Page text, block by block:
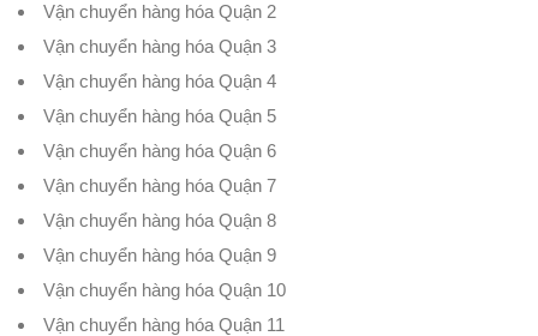
Vận chuyển hàng hóa Quận 2
Vận chuyển hàng hóa Quận 3
Vận chuyển hàng hóa Quận 4
Vận chuyển hàng hóa Quận 5
Vận chuyển hàng hóa Quận 6
Vận chuyển hàng hóa Quận 7
Vận chuyển hàng hóa Quận 8
Vận chuyển hàng hóa Quận 9
Vận chuyển hàng hóa Quận 10
Vận chuyển hàng hóa Quận 11